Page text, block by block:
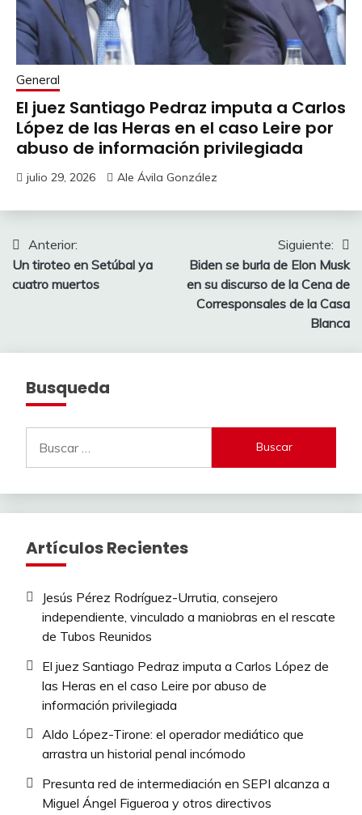
General
El juez Santiago Pedraz imputa a Carlos
López de las Heras en el caso Leire por
abuso de información privilegiada
julio 29, 2026 Ale Ávila González
Navegación
de
Anterior:
Un tiroteo en Setúbal ya
cuatro muertos
Siguiente:
Biden se burla de Elon Musk
en su discurso de la Cena de
Corresponsales de la Casa
Blanca
Busqueda
Artículos Recientes
Jesús Pérez Rodríguez-Urrutia, consejero
independiente, vinculado a maniobras en el rescate
de Tubos Reunidos
El juez Santiago Pedraz imputa a Carlos López de
las Heras en el caso Leire por abuso de
información privilegiada
Aldo López-Tirone: el operador mediático que
arrastra un historial penal incómodo
Presunta red de intermediación en SEPI alcanza a
Miguel Ángel Figueroa y otros directivos